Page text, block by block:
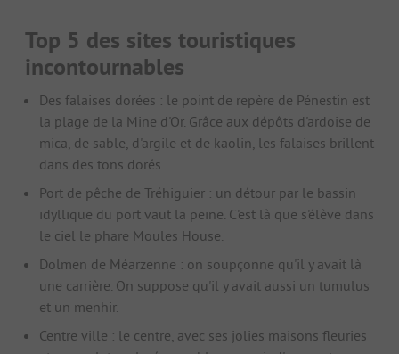
Top 5 des sites touristiques
incontournables
Des falaises dorées : le point de repère de Pénestin est
la plage de la Mine d'Or. Grâce aux dépôts d'ardoise de
mica, de sable, d'argile et de kaolin, les falaises brillent
dans des tons dorés.
Port de pêche de Tréhiguier : un détour par le bassin
idyllique du port vaut la peine. C'est là que s'élève dans
le ciel le phare Moules House.
Dolmen de Méarzenne : on soupçonne qu'il y avait là
une carrière. On suppose qu'il y avait aussi un tumulus
et un menhir.
Centre ville : le centre, avec ses jolies maisons fleuries